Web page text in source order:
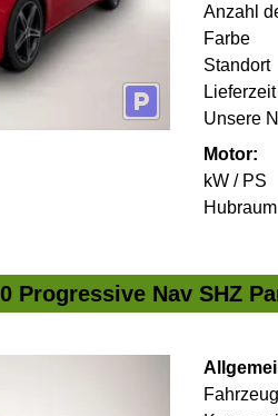
Anzahl
Farbe
Standort
Lieferzeit
Unsere
Motor:
kW / PS
Hubraum
Progressive Nav SHZ